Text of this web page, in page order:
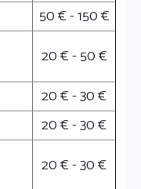
50 € - 150 €
20 € - 50 €
20 € - 30 €
20 € - 30 €
20 € - 30 €